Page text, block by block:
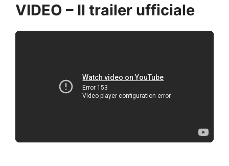
VIDEO – Il trailer ufficiale